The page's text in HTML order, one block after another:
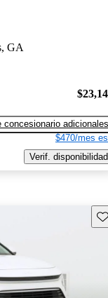
GA
concesionario adicionales
$470/mes
Verif. disponibilidad